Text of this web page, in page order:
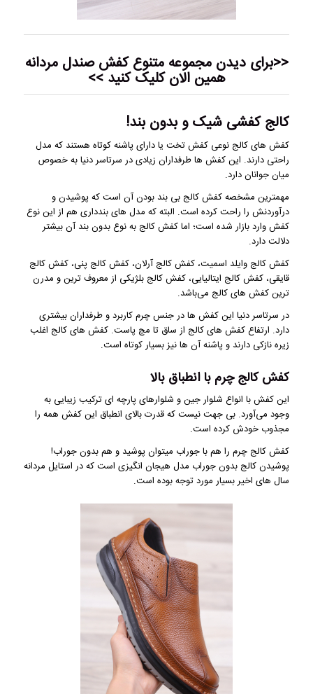
<<برای دیدن مجموعه متنوعکفش صندل مردانه
همین الان کلیک کنید >>
کالج کفشی شیک و بدون بند!
کفش های کالج نوعی کفش تخت یا دارای پاشنه کوتاه هستند که مدل
راحتی دارند. این کفش ها طرفداران زیادی در سرتاسر دنیا به خصوص
میان جوانان دارد.
مهمترین مشخصه کفش کالج بی بند بودن آن است که پوشیدن و
درآوردنش را راحت کرده است. البته که مدل های بندداری هم از این نوع
کفش وارد بازار شده است؛ اما کفش کالج به نوع بدون بند آن بیشتر
دلالت دارد.
کفش کالج وایلد اسمیت، کفش کالج آرلان، کفش کالج پنی، کفش کالج
قایقی، کفش کالج ایتالیایی، کفش کالج بلژیکی از معروف ترین و مدرن
ترین کفش های کالج می‌باشد.
در سرتاسر دنیا این کفش ها در جنس چرم کاربرد و طرفداران بیشتری
دارد. ارتفاع کفش های کالج از ساق تا مچ پاست. کفش های کالج اغلب
زیره نازکی دارند و پاشنه آن ها نیز بسیار کوتاه است.
کفش کالج چرم با انطباق بالا
این کفش با انواع شلوار جین و شلوارهای پارچه ای ترکیب زیبایی به
وجود می‌آورد. بی جهت نیست که قدرت بالای انطباق این کفش همه را
مجذوب خودش کرده است.
کفش کالج چرم را هم با جوراب میتوان پوشید و هم بدون جوراب!
پوشیدن کالج بدون جوراب مدل هیجان انگیزی است که در استایل مردانه
سال های اخیر بسیار مورد توجه بوده است.